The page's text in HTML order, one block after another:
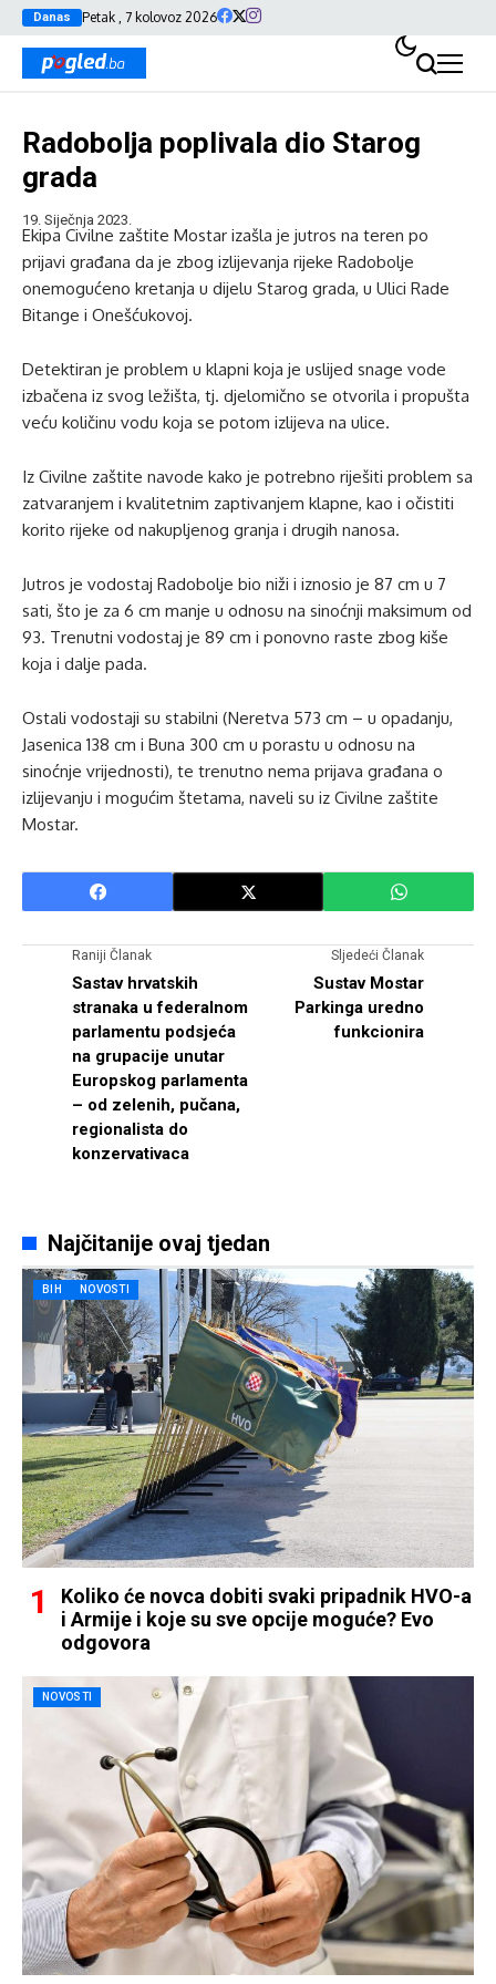
Danas Petak , 7 kolovoz 2026
Radobolja poplivala dio Starog
grada
19. Siječnja 2023.
Ekipa Civilne zaštite Mostar izašla je jutros na teren po
prijavi građana da je zbog izlijevanja rijeke Radobolje
onemogućeno kretanja u dijelu Starog grada, u Ulici Rade
Bitange i Onešćukovoj.
Detektiran je problem u klapni koja je uslijed snage vode
izbačena iz svog ležišta, tj. djelomično se otvorila i propušta
veću količinu vodu koja se potom izlijeva na ulice.
Iz Civilne zaštite navode kako je potrebno riješiti problem sa
zatvaranjem i kvalitetnim zaptivanjem klapne, kao i očistiti
korito rijeke od nakupljenog granja i drugih nanosa.
Jutros je vodostaj Radobolje bio niži i iznosio je 87 cm u 7
sati, što je za 6 cm manje u odnosu na sinoćnji maksimum od
93. Trenutni vodostaj je 89 cm i ponovno raste zbog kiše
koja i dalje pada.
Ostali vodostaji su stabilni (Neretva 573 cm – u opadanju,
Jasenica 138 cm i Buna 300 cm u porastu u odnosu na
sinoćnje vrijednosti), te trenutno nema prijava građana o
izlijevanju i mogućim štetama, naveli su iz Civilne zaštite
Mostar.
Raniji Članak
Sastav hrvatskih
stranaka u federalnom
parlamentu podsjeća
na grupacije unutar
Europskog parlamenta
– od zelenih, pučana,
regionalista do
konzervativaca
Sljedeći Članak
Sustav Mostar
Parkinga uredno
funkcionira
Najčitanije ovaj tjedan
BIH NOVOSTI
Koliko će novca dobiti svaki pripadnik HVO-a
i Armije i koje su sve opcije moguće? Evo
odgovora
NOVOSTI